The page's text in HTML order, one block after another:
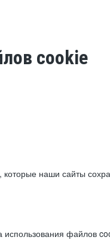
cookie
наши сайты
использования файлов